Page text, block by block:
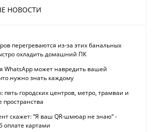
НОВОСТИ
перегреваются из-за этих банальных
охладить домашний ПК
WhatsApp может навредить вашей
нужно знать каждому
городских центров, метро, трамваи и
скажет: “Я ваш QR-шмюар не знаю“ -
оплате картами